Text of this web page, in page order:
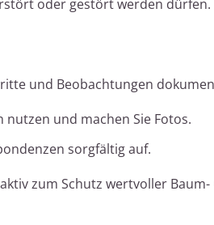
oder gestört werden dürfen.
und Beobachtungen
nutzen und machen Sie Fotos.
sorgfältig auf.
zum Schutz wertvoller